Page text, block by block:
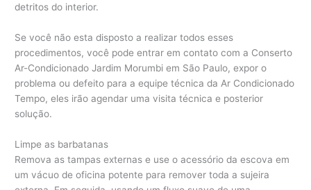
detritos do interior.
Se você não esta disposto a realizar todos esses
procedimentos, você pode entrar em contato com a Conserto
Ar-Condicionado Jardim Morumbi em São Paulo, expor o
problema ou defeito para a equipe técnica da Ar Condicionado
Tempo, eles irão agendar uma visita técnica e posterior
solução.
Limpe as barbatanas
Remova as tampas externas e use o acessório da escova em
um vácuo de oficina potente para remover toda a sujeira